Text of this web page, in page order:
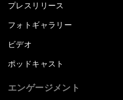
プレスリリース
フォトギャラリー
ビデオ
ポッドキャスト
エンゲージメント